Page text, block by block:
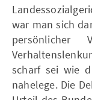
war man sich
persönlicher
scharf sei wie
nahelege. Die